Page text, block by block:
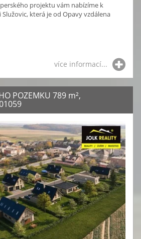
projektu vám nabízíme k
která je od Opavy vzdálena
více informací...
POZEMKU 789 m²,